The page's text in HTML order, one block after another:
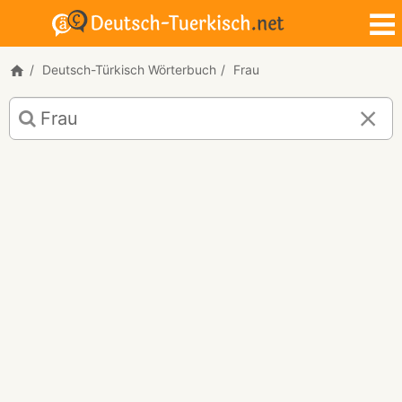
Deutsch-Türkisch Wörterbuch Frau
Deutsch-
Türkisch
Übersetzung